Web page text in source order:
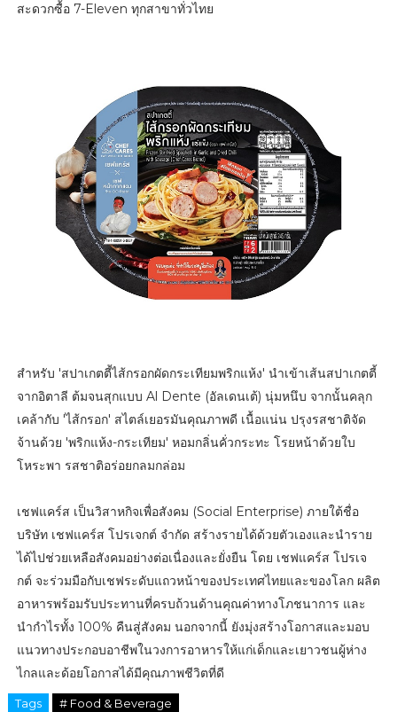
สะดวกซื้อ 7-Eleven ทุกสาขาทั่วไทย
สำหรับ 'สปาเกตตี้ไส้กรอกผัดกระเทียมพริกแห้ง' นำเข้าเส้นสปาเกตตี้
จากอิตาลี ต้มจนสุกแบบ Al Dente (อัลเดนเต้) นุ่มหนึบ จากนั้นคลุก
เคล้ากับ 'ไส้กรอก' สไตล์เยอรมันคุณภาพดี เนื้อแน่น ปรุงรสชาติจัด
จ้านด้วย 'พริกแห้ง-กระเทียม' หอมกลิ่นคั่วกระทะ โรยหน้าด้วยใบ
โหระพา รสชาติอร่อยกลมกล่อม
เชฟแคร์ส เป็นวิสาหกิจเพื่อสังคม (Social Enterprise) ภายใต้ชื่อ
บริษัท เชฟแคร์ส โปรเจกต์ จำกัด สร้างรายได้ด้วยตัวเองและนำราย
ได้ไปช่วยเหลือสังคมอย่างต่อเนื่องและยั่งยืน โดย เชฟแคร์ส โปรเจ
กต์ จะร่วมมือกับเชฟระดับแถวหน้าของประเทศไทยและของโลก ผลิต
อาหารพร้อมรับประทานที่ครบถ้วนด้านคุณค่าทางโภชนาการ และ
นำกำไรทั้ง 100% คืนสู่สังคม นอกจากนี้ ยังมุ่งสร้างโอกาสและมอบ
แนวทางประกอบอาชีพในวงการอาหารให้แก่เด็กและเยาวชนผู้ห่าง
ไกลและด้อยโอกาสได้มีคุณภาพชีวิตที่ดี
Tags # Food & Beverage